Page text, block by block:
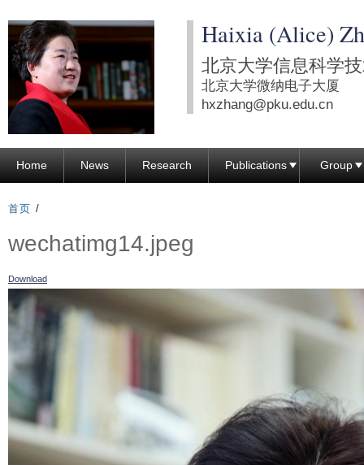
转
到
页
主
要
Haixia (Alice)
北京大学信息科学
北京大学微纳电子大厦
hxzhang@pku.edu.cn
Home News Research Publications Group
首页 /
wechatimg14.jpeg
Download